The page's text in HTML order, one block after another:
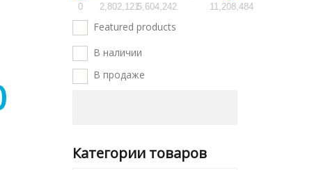
0 2,802,1215,604,242 11,208,484
Featured products
В наличии
В продаже
Категории товаров